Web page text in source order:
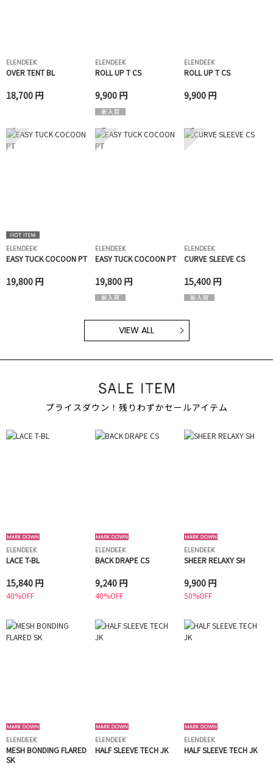
ELENDEEK
OVER TENT BL
18,700 円
ELENDEEK
ROLL UP T CS
9,900 円
ELENDEEK
ROLL UP T CS
9,900 円
7
ELENDEEK
EASY TUCK COCOON PT
19,800 円
8
ELENDEEK
EASY TUCK COCOON PT
19,800 円
9
ELENDEEK
CURVE SLEEVE CS
15,400 円
VIEW ALL
プライスダウン！残りわずかセールアイテム
ELENDEEK
LACE T-BL
15,840 円
40%OFF
ELENDEEK
BACK DRAPE CS
9,240 円
40%OFF
ELENDEEK
SHEER RELAXY SH
9,900 円
50%OFF
ELENDEEK
MESH BONDING FLARED
SK
ELENDEEK
HALF SLEEVE TECH JK
ELENDEEK
HALF SLEEVE TECH JK